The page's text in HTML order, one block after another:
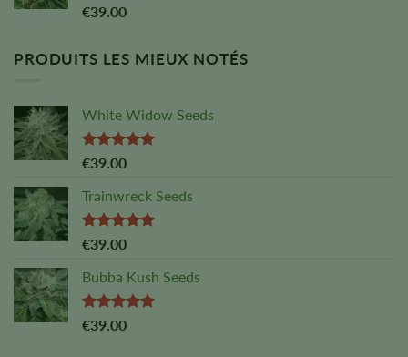
Note :
€39.00
PRODUITS LES MIEUX NOTÉS
White Widow Seeds
Note :
€39.00
Trainwreck Seeds
Note :
€39.00
Bubba Kush Seeds
Note :
€39.00